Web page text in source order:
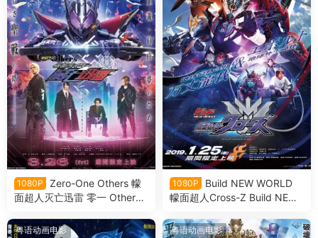
1080P
Zero-One Others 幪
面超人灭亡迅雷 零一 Others
1080P
Build NEW WORLD
幪面超人Cross-Z Build NEW
语版
粤语动画电影 粤语动画电影